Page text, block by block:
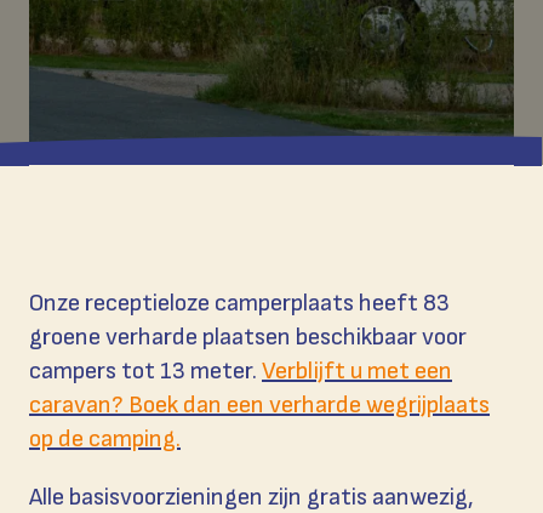
Onze receptieloze camperplaats heeft 83
groene verharde plaatsen beschikbaar voor
campers tot 13 meter. Verblijft u met een
caravan? Boek dan een verharde wegrijplaats
op de camping.
Alle basisvoorzieningen zijn gratis aanwezig,